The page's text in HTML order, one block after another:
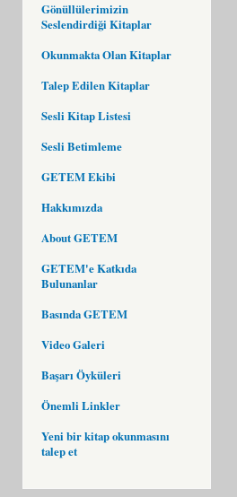
Gönüllülerimizin
Seslendirdiği Kitaplar
Okunmakta Olan Kitaplar
Talep Edilen Kitaplar
Sesli Kitap Listesi
Sesli Betimleme
GETEM Ekibi
Hakkımızda
About GETEM
GETEM'e Katkıda
Bulunanlar
Basında GETEM
Video Galeri
Başarı Öyküleri
Önemli Linkler
Yeni bir kitap okunmasını
talep et